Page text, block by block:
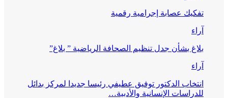
تفكيك عصابة إجرامية رقمية
آراء
بلاغ بشأن جدل تنظيم الصحافة الرياضية ” بلاغ”
آراء
انتخاب الدكتور توفيق عطيفي رئيسا جديدا لمركز بدائل
للدراسات الإنسانية والأدبية…